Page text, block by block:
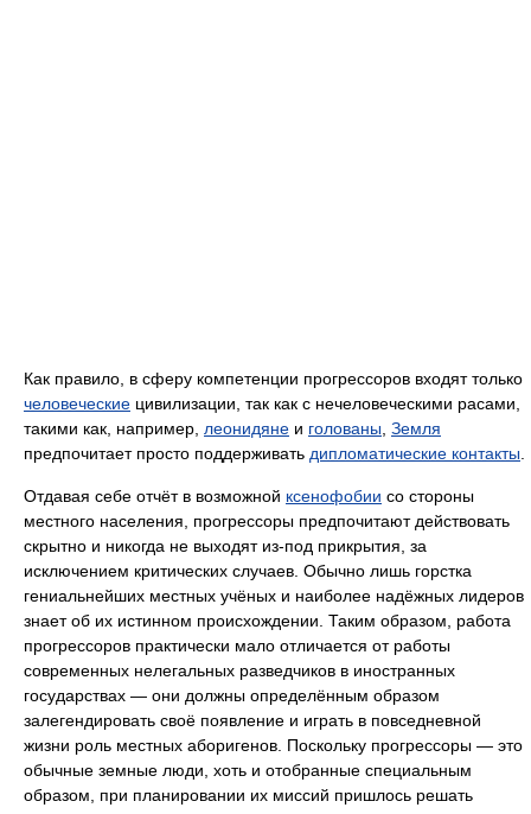
Как правило, в сферу компетенции прогрессоров входят только
человеческие цивилизации, так как c нечеловеческими расами,
такими как, например, леонидяне и голованы Земля
предпочитает просто поддерживать дипломатические контакты
Отдавая себе отчёт в возможной ксенофобии со стороны
местного населения, прогрессоры предпочитают действовать
скрытно и никогда не выходят из-под прикрытия, за
исключением критических случаев. Обычно лишь горстка
гениальнейших местных учёных и наиболее надёжных лидеров
знает об их истинном происхождении. Таким образом, работа
прогрессоров практически мало отличается от работы
современных нелегальных разведчиков в иностранных
государствах — они должны определённым образом
залегендировать своё появление и играть в повседневной
жизни роль местных аборигенов. Поскольку прогрессоры — это
обычные земные люди, хоть и отобранные специальным
образом, при планировании их миссий пришлось решать